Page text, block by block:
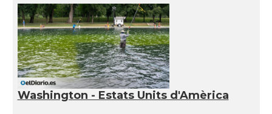
Washington - Estats Units d'Amèrica